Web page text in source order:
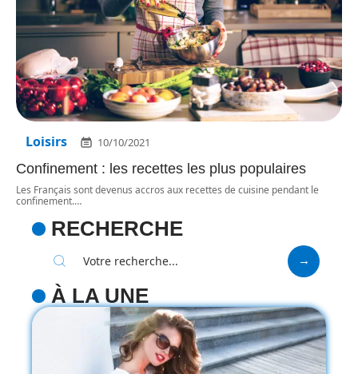
Loisirs 10/10/2021
Confinement : les recettes les plus populaires
Les Français sont devenus accros aux recettes de cuisine pendant le
confinement.…
RECHERCHE
À LA UNE